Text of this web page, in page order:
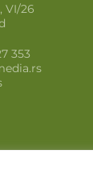
VI/26
353